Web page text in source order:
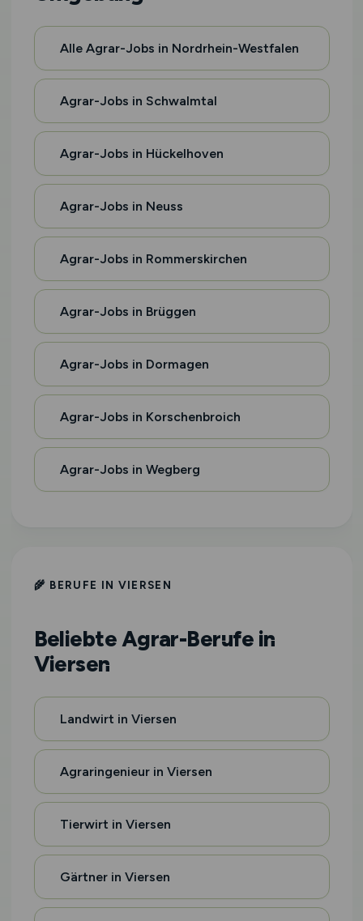
Alle Agrar-Jobs in Nordrhein-Westfalen
Agrar-Jobs in Schwalmtal
Agrar-Jobs in Hückelhoven
Agrar-Jobs in Neuss
Agrar-Jobs in Rommerskirchen
Agrar-Jobs in Brüggen
Agrar-Jobs in Dormagen
Agrar-Jobs in Korschenbroich
Agrar-Jobs in Wegberg
🌾 BERUFE IN VIERSEN
Beliebte Agrar-Berufe in
Viersen
Landwirt in Viersen
Agraringenieur in Viersen
Tierwirt in Viersen
Gärtner in Viersen